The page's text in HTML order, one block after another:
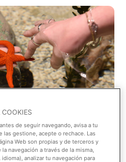
COOKIES
de seguir navegando, avisa a tu
las gestione, acepte o rechace. Las
Web son propias y de terceros y
navegación a través de la misma,
analizar tu navegación para